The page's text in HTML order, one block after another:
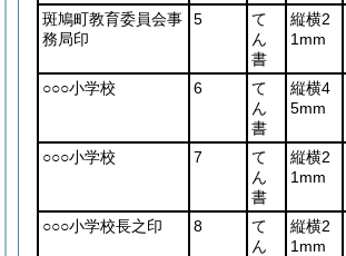
斑鳩町教育委員会事
務局印
5
て
ん
書
縦横2
1mm
○○○小学校 6
て
ん
書
縦横4
5mm
○○○小学校 7
て
ん
書
縦横2
1mm
○○○小学校長之印 8
て
ん
縦横2
1mm